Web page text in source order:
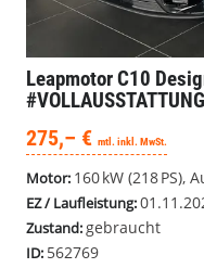
Leapmotor C10
#VOLLAUSSTATTUNG
275,– € mtl. inkl. MwSt.
Motor: 160 kW (218 PS),
EZ / Laufleistung:
Zustand: gebraucht
ID: 562769